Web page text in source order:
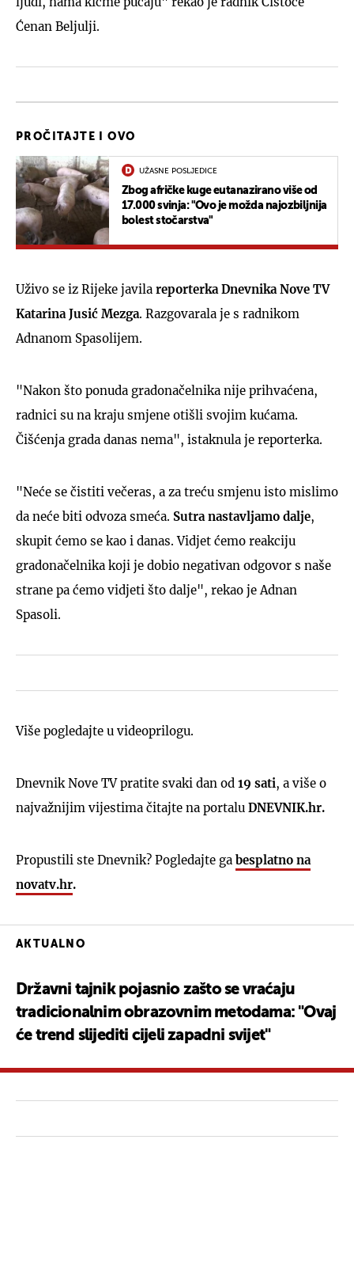
Ćenan Beljulji.
PROČITAJTE I OVO
UŽASNE POSLJEDICE
Zbog afričke kuge eutanazirano više od
17.000 svinja: "Ovo je možda najozbiljnija
bolest stočarstva"
Uživo se iz Rijeke javila reporterka Dnevnika Nove TV
Katarina Jusić Mezga. Razgovarala je s radnikom
Adnanom Spasolijem.
"Nakon što ponuda gradonačelnika nije prihvaćena,
radnici su na kraju smjene otišli svojim kućama.
Čišćenja grada danas nema", istaknula je reporterka.
"Neće se čistiti večeras, a za treću smjenu isto mislimo
da neće biti odvoza smeća. Sutra nastavljamo dalje,
skupit ćemo se kao i danas. Vidjet ćemo reakciju
gradonačelnika koji je dobio negativan odgovor s naše
strane pa ćemo vidjeti što dalje", rekao je Adnan
Spasoli.
Više pogledajte u videoprilogu.
Dnevnik Nove TV pratite svaki dan od 19 sati, a više o
najvažnijim vijestima čitajte na portalu DNEVNIK.hr.
Propustili ste Dnevnik? Pogledajte ga besplatno na
novatv.hr.
AKTUALNO
Državni tajnik pojasnio zašto se vraćaju
tradicionalnim obrazovnim metodama: "Ovaj
će trend slijediti cijeli zapadni svijet"